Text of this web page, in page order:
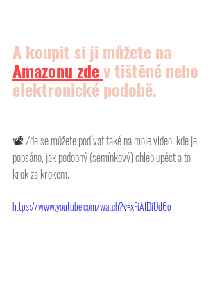
A koupit si ji můžete na
Amazonu zde v tištěné nebo
elektronické podobě.
📽 Zde se můžete podívat také na moje video, kde je
popsáno, jak podobný (semínkový) chléb upéct a to
krok za krokem.
https://www.youtube.com/watch?v=xFiAIDiUd6o